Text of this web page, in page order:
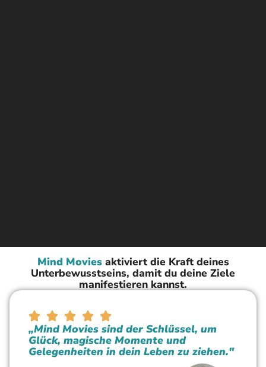
Mind Moviesaktiviert die Kraft deines
Unterbewusstseins, damit du deine Ziele
manifestieren kannst.
„Mind Movies sind der Schlüssel, um
Glück, magische Momente und
Gelegenheiten in dein Leben zu ziehen."